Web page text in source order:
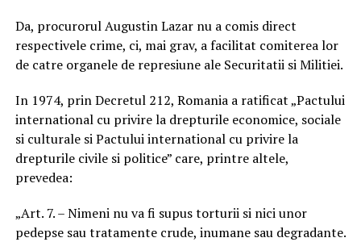
Da, procurorul Augustin Lazar nu a comis direct
respectivele crime, ci, mai grav, a facilitat comiterea lor
de catre organele de represiune ale Securitatii si Militiei.
In 1974, prin Decretul 212, Romania a ratificat „Pactului
international cu privire la drepturile economice, sociale
si culturale si Pactului international cu privire la
drepturile civile si politice” care, printre altele,
prevedea:
„Art. 7. – Nimeni nu va fi supus torturii si nici unor
pedepse sau tratamente crude, inumane sau degradante.